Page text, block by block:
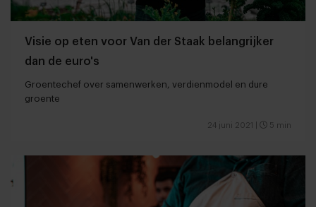
Visie op eten voor Van der Staak belangrijker
dan de euro's
Groentechef over samenwerken, verdienmodel en dure
groente
24 juni 2021 5 min